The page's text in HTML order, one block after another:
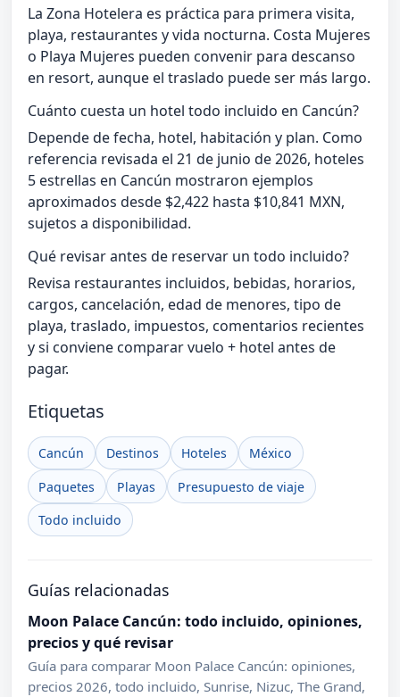
La Zona Hotelera es práctica para primera visita,
playa, restaurantes y vida nocturna. Costa Mujeres
o Playa Mujeres pueden convenir para descanso
en resort, aunque el traslado puede ser más largo.
Cuánto cuesta un hotel todo incluido en Cancún?
Depende de fecha, hotel, habitación y plan. Como
referencia revisada el 21 de junio de 2026, hoteles
5 estrellas en Cancún mostraron ejemplos
aproximados desde $2,422 hasta $10,841 MXN,
sujetos a disponibilidad.
Qué revisar antes de reservar un todo incluido?
Revisa restaurantes incluidos, bebidas, horarios,
cargos, cancelación, edad de menores, tipo de
playa, traslado, impuestos, comentarios recientes
y si conviene comparar vuelo + hotel antes de
pagar.
Etiquetas
Cancún Destinos Hoteles
México
Paquetes
Playas
Presupuesto de viaje
Todo incluido
Guías relacionadas
Moon Palace Cancún: todo incluido, opiniones,
precios y qué revisar
Guía para comparar Moon Palace Cancún: opiniones,
precios 2026, todo incluido, Sunrise, Nizuc, The Grand,